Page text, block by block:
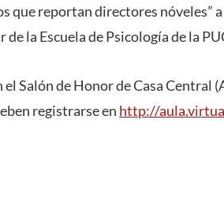
que reportan directores nóveles”
la Escuela de Psicología de la
el Salón de Honor de Casa Central
registrarse en http://